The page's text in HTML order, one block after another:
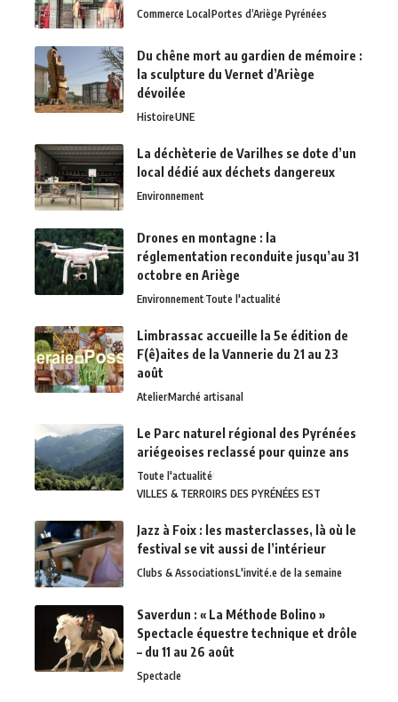
Commerce Local Portes d’Ariège Pyrénées
Du chêne mort au gardien de mémoire :
la sculpture du Vernet d’Ariège
dévoilée
HistoireUNE
La déchèterie de Varilhes se dote d’un
local dédié aux déchets dangereux
Environnement
Drones en montagne : la
réglementation reconduite jusqu’au 31
octobre en Ariège
EnvironnementToute l'actualité
Limbrassac accueille la 5e édition de
F(ê)aites de la Vannerie du 21 au 23
août
AtelierMarché artisanal
Le Parc naturel régional des Pyrénées
ariégeoises reclassé pour quinze ans
Toute l'actualité
VILLES & TERROIRS DES PYRÉNÉES EST
Jazz à Foix : les masterclasses, là où le
festival se vit aussi de l’intérieur
Clubs & AssociationsL'invité.e de la semaine
Saverdun : « La Méthode Bolino »
Spectacle équestre technique et drôle
– du 11 au 26 août
Spectacle